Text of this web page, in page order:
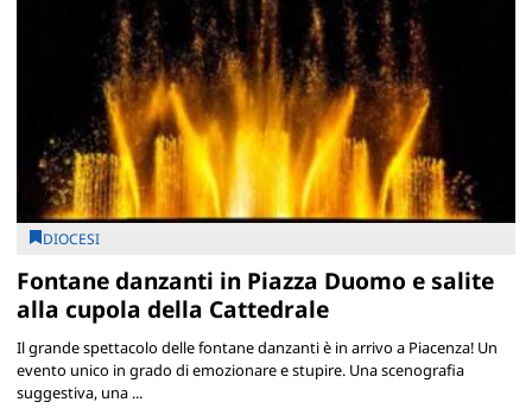
DIOCESI
Fontane danzanti in Piazza Duomo e salite
alla cupola della Cattedrale
Il grande spettacolo delle fontane danzanti è in arrivo a Piacenza! Un
evento unico in grado di emozionare e stupire. Una scenografia
suggestiva, una ...